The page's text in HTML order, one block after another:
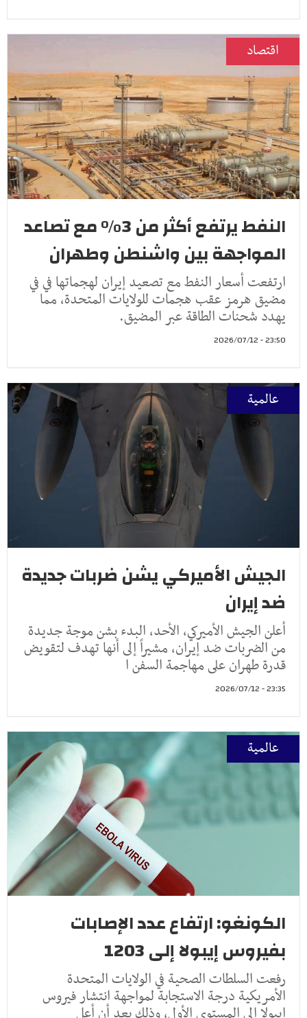
اقتصاد
النفط يرتفع أكثر من 3% مع تصاعد
المواجهة بين واشنطن وطهران
ارتفعت أسعار النفط مع تصعيد إيران لهجماتها في في
مضيق هرمز عقب هجمات للولايات المتحدة، مما
يهدد شحنات الطاقة عبر المضيق.
23:50 - 2026/07/12
عالمية
الجيش الأميركي يشن ضربات جديدة
ضد إيران
أعلن الجيش الأميركي، الأحد، البدء بشن موجة جديدة
من الضربات ضد إيران، مشيراً إلى أنها تهدف لتقويض
قدرة طهران على مهاجمة السفن ا
23:35 - 2026/07/12
عالمية
الكونغو: ارتفاع عدد الإصابات
بفيروس إيبولا إلى 1203
رفعت السلطات الصحية في الولايات المتحدة
الأمريكية درجة الاستجابة لمواجهة انتشار فيروس